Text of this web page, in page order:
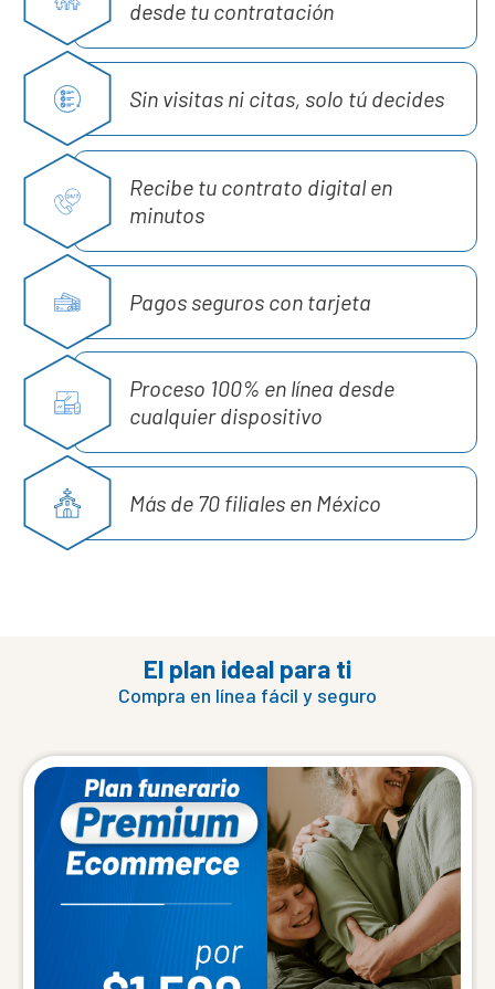
desde tu contratación
Sin visitas ni citas, solo tú decides
Recibe tu contrato digital en
minutos
Pagos seguros con tarjeta
Proceso 100% en línea desde
cualquier dispositivo
Más de 70 filiales en México
El plan ideal para ti
Compra en línea fácil y seguro